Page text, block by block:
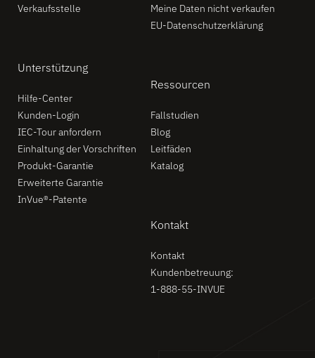
Verkaufsstelle
Unterstützung
Hilfe-Center
Kunden-Login
IEC-Tour anfordern
Einhaltung der Vorschriften
Produkt-Garantie
Erweiterte Garantie
InVue®-Patente
Meine Daten nicht verkaufen
EU-Datenschutzerklärung
Ressourcen
Fallstudien
Blog
Leitfäden
Katalog
Kontakt
Kontakt
Kundenbetreuung:
1-888-55-INVUE